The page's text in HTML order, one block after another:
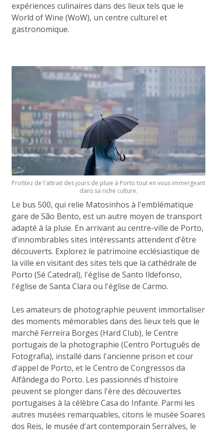
expériences culinaires dans des lieux tels que le
World of Wine (WoW), un centre culturel et
gastronomique.
Profitez de l'attrait des jours de pluie à Porto tout en vous immergeant
dans sa riche culture.
Le bus 500, qui relie Matosinhos à l'emblématique
gare de São Bento, est un autre moyen de transport
adapté à la pluie. En arrivant au centre-ville de Porto,
d'innombrables sites intéressants attendent d'être
découverts. Explorez le patrimoine ecclésiastique de
la ville en visitant des sites tels que la cathédrale de
Porto (Sé Catedral), l'église de Santo Ildefonso,
l'église de Santa Clara ou l'église de Carmo.
Les amateurs de photographie peuvent immortaliser
des moments mémorables dans des lieux tels que le
marché Ferreira Borges (Hard Club), le Centre
portugais de la photographie (Centro Português de
Fotografia), installé dans l'ancienne prison et cour
d'appel de Porto, et le Centro de Congressos da
Alfândega do Porto. Les passionnés d'histoire
peuvent se plonger dans l'ère des découvertes
portugaises à la célèbre Casa do Infante. Parmi les
autres musées remarquables, citons le musée Soares
dos Reis, le musée d'art contemporain Serralves, le